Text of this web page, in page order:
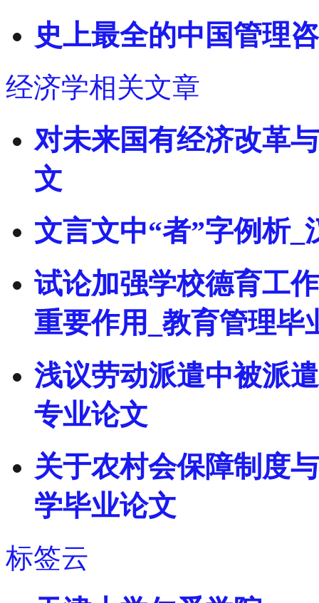
史上最全的中国管理
经济学相关文章
对未来国有经济改革
文
文言文中“者”字例析_
试论加强学校德育工
重要作用_教育管理毕
浅议劳动派遣中被派
专业论文
关于农村会保障制度
学毕业论文
标签云